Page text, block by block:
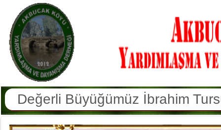
Değerli Büyüğümüz Hatun
Köyümüz Sakinlerinden Hamdi